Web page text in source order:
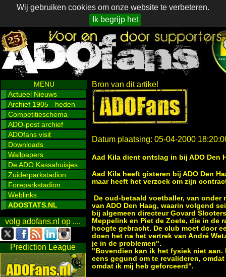
Wij gebruiken cookies om onze website te verbeteren.
Ik begrijp het
MENU
Actueel Nieuws
Archief 1905 - heden
Competitieschema
ADO-post archief
ADOfans visit
Downloads
Wallpapers
De ADO Kassahuisjes
Zuiderparkstadion
Foreparkstadion
Weblinks
ADOSTATS.NL
volg adofans.nl op ....
Prediction League
Bron van dit artikel
Datum plaatsing: 05-04-2000
Aad Kila dient ontslag in bij ADO Den
Aad Kila heeft gisteren bij ADO Den
maar heeft het verzoek om zijn
De oud-betaald voetballer, van onder
van ADO Den Haag, waarin volgend
bij algemeen directeur Govard
Meppelink en Piet de Zoete, die in de
hoogte gebracht. De club moet door
doen het na het vertrek van André
je in de problemen".
"Bovendien kan ik het fysiek niet aan.
eens gegund om te revalideren,
omdat ik mij heb geforceerd".